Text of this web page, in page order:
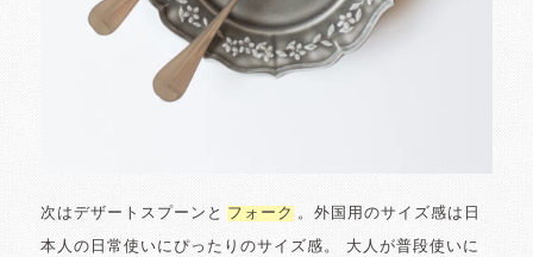
次はデザートスプーンと フォーク 。外国用のサイズ感は日
本人の日常使いにぴったりのサイズ感。 大人が普段使いに